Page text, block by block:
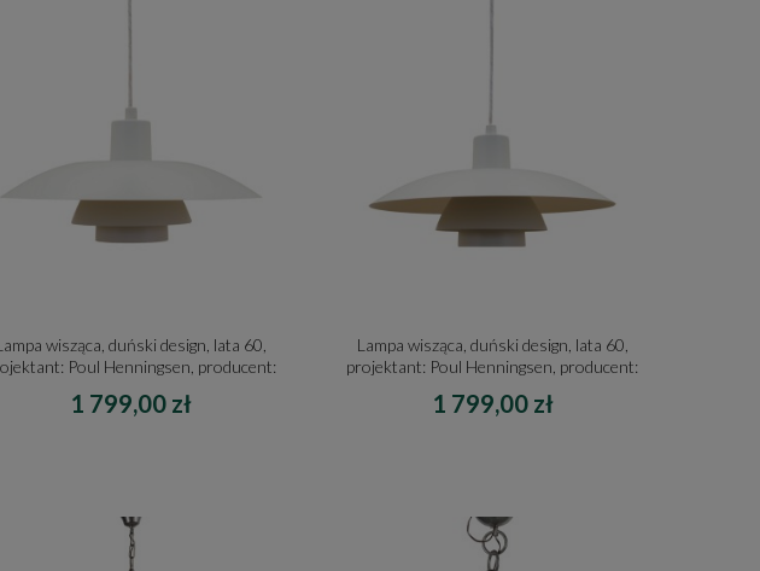
wisząca, duński design, lata 60,
Poul Henningsen, producent:
1 799,00 zł
Lampa wisząca, duński design, lata 60,
projektant: Poul Henningsen, producent:
1 799,00 zł